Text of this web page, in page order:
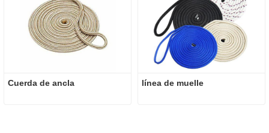
Cuerda de ancla línea de muelle